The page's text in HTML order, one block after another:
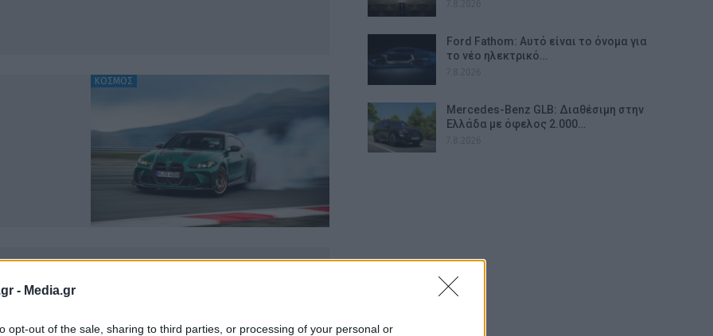
- Media.gr
opt-out of the sale, sharing to third parties, or processing of your personal or
ΚΟΣΜΟΣ
Ford Fathom: Αυτό είναι το όνομα για
το νέο ηλεκτρικό…
Mercedes-Benz GLB: Διαθέσιμη στην
Ελλάδα με όφελος 2.000…